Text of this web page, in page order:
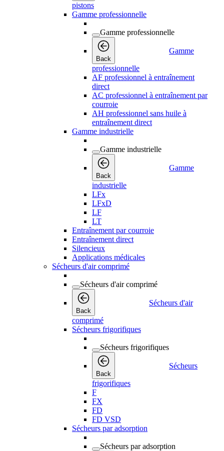
pistons
Gamme professionnelle
Gamme professionnelle
Back
Gamme
professionnelle
AF professionnel à entraînement
direct
AC professionnel à entraînement par
courroie
AH professionnel sans huile à
entraînement direct
Gamme industrielle
Gamme industrielle
Back
Gamme
industrielle
LFx
LFxD
LF
LT
Entraînement par courroie
Entraînement direct
Silencieux
Applications médicales
Sécheurs d'air comprimé
Sécheurs d'air comprimé
Back
Sécheurs d'air
comprimé
Sécheurs frigorifiques
Sécheurs frigorifiques
Back
Sécheurs
frigorifiques
F
FX
FD
FD VSD
Sécheurs par adsorption
Sécheurs par adsorption